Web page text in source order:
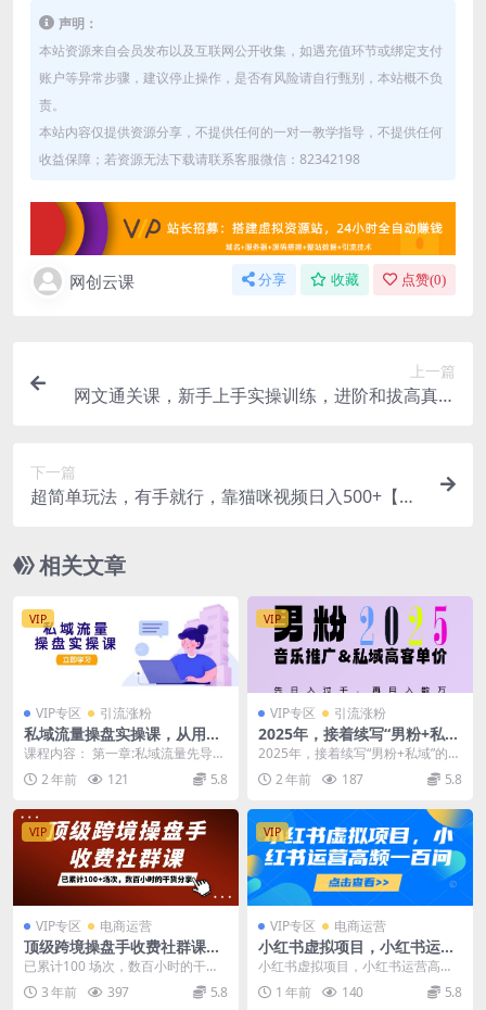
声明：
本站资源来自会员发布以及互联网公开收集，如遇充值环节或绑定支付
账户等异常步骤，建议停止操作，是否有风险请自行甄别，本站概不负
责。
本站内容仅提供资源分享，不提供任何的一对一教学指导，不提供任何
收益保障；若资源无法下载请联系客服微信：82342198
网创云课 分享 收藏 点赞(0)
上一篇
网文通关课，新手上手实操训练，进阶和拔高真正
下一篇
超简单玩法，有手就行，靠猫咪视频日入500+【揭
相关文章
VIP
VIP专区 引流涨粉
私域流量操盘实操课，从用户
调研到成交变现，打造可落地
的私域引流策略
课程内容： 第一章:私域流量先导课
第二章:私域流量认知与布局 第三
章:私域用户...
2 年前 121 5.8
VIP
VIP专区 引流涨粉
2025年，接着续写“男粉+私
域”的辉煌，大展全新玩法的风
采，日入1k+轻轻松松
2025年，接着续写“男粉+私域”的辉
煌，大展全新玩法的风采，日入1k
+轻轻松松...
2 年前 187 5.8
VIP
VIP专区 电商运营
顶级跨境操盘手收费社群课：
已累计100 场次，数百小时的
干货分享！
已累计100 场次，数百小时的干货
（以下是部分精选分享主题） Face
book...
3 年前 397 5.8
VIP
VIP专区 电商运营
小红书虚拟项目，小红书运营
高频一百问【文档】
小红书虚拟项目，小红书运营高频
一百问【文档】 项目介绍： 最近学
到得一个非常好得...
1 年前 140 5.8